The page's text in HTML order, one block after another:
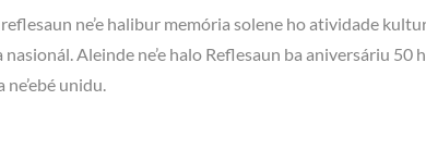
ne’e halibur memória solene ho atividade
Aleinde ne’e halo Reflesaun ba aniversáriu 50
unidu.